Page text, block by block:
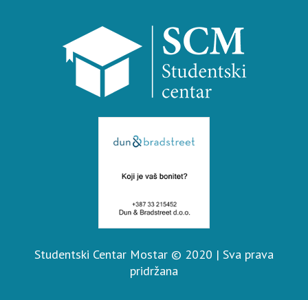
Studentski Centar Mostar © 2020 | Sva prava
pridržana